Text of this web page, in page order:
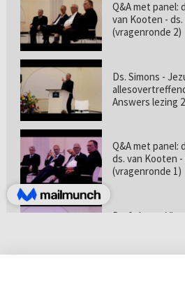
Q&A met panel:
van Kooten -
(vragenronde 2)
Ds. Simons -
Answers lezing
Q&A met panel:
ds. van Kooten
(vragenronde 1)
Prof. dr. van